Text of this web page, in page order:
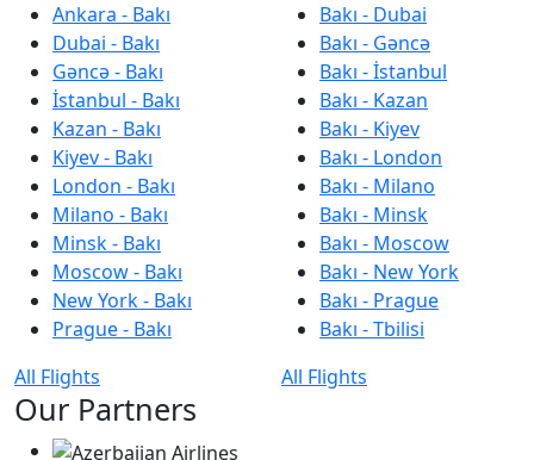
Ankara - Bakı
Dubai - Bakı
Gəncə - Bakı
İstanbul - Bakı
Kazan - Bakı
Kiyev - Bakı
London - Bakı
Milano - Bakı
Minsk - Bakı
Moscow - Bakı
New York - Bakı
Prague - Bakı
All Flights
Bakı - Dubai
Bakı - Gəncə
Bakı - İstanbul
Bakı - Kazan
Bakı - Kiyev
Bakı - London
Bakı - Milano
Bakı - Minsk
Bakı - Moscow
Bakı - New York
Bakı - Prague
Bakı - Tbilisi
All Flights
Our Partners